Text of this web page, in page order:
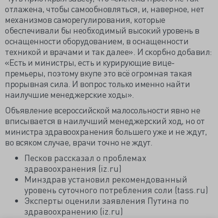
отлажена, чтобы самообновляться, и, наверное, нет
механизмов саморегулирования, которые
обеспечивали бы необходимый высокий уровень в
оснащенности оборудованием, в оснащенности
техникой и врачами и так далее». И скорбно добавил:
«Есть и министры, есть и курирующие вице-
премьеры, поэтому вкупе это всё огромная такая
прорывная сила. И вопрос только именно найти
наилучшие менеджерские ходы».
Объявление всероссийской малосольности явно не
вписывается в наилучший менеджерский ход, но от
министра здравоохранения большего уже и не ждут,
во всяком случае, врачи точно не ждут.
Песков рассказал о проблемах
здравоохранения (iz.ru)
Минздрав установил рекомендованный
уровень суточного потребления соли (tass.ru)
Эксперты оценили заявления Путина по
здравоохранению (iz.ru)